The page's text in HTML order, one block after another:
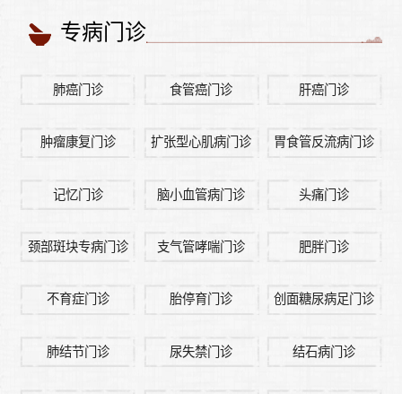
专病门诊
肺癌门诊 食管癌门诊 肝癌门诊
肿瘤康复门诊 扩张型心肌病门诊 胃食管反流病门诊
记忆门诊 脑小血管病门诊 头痛门诊
颈部斑块专病门诊 支气管哮喘门诊 肥胖门诊
不育症门诊 胎停育门诊 创面糖尿病足门诊
肺结节门诊 尿失禁门诊 结石病门诊